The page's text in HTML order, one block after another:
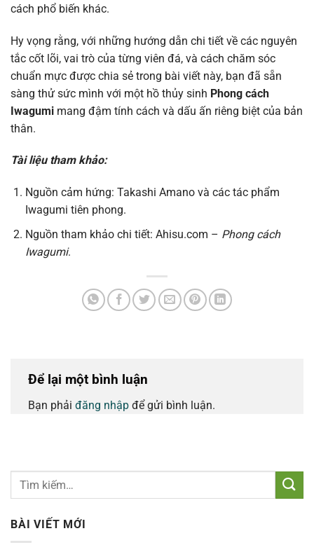
cách phổ biến khác.
Hy vọng rằng, với những hướng dẫn chi tiết về các nguyên
tắc cốt lõi, vai trò của từng viên đá, và cách chăm sóc
chuẩn mực được chia sẻ trong bài viết này, bạn đã sẵn
sàng thử sức mình với một hồ thủy sinh Phong cách
Iwagumi mang đậm tính cách và dấu ấn riêng biệt của bản
thân.
Tài liệu tham khảo:
Nguồn cảm hứng: Takashi Amano và các tác phẩm
Iwagumi tiên phong.
Nguồn tham khảo chi tiết: Ahisu.com – Phong cách
Iwagumi.
Để lại một bình luận
Bạn phải đăng nhập để gửi bình luận.
BÀI VIẾT MỚI